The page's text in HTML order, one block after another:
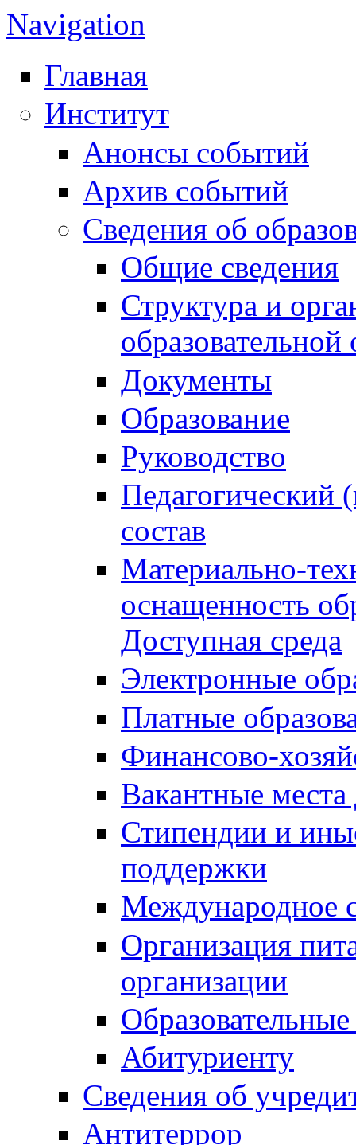
Navigation
Главная
Институт
Анонсы событий
Архив событий
Сведения об
Общие сведения
Структура и
образовательной
Документы
Образование
Руководство
Педагогический
состав
Материально-
оснащенность
Доступная среда
Электронные
Платные
Финансово-
Вакантные
Стипендии и
поддержки
Международное
Организация
организации
Абитуриенту
Сведения об
Антитеррор